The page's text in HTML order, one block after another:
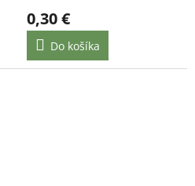
0,30 €
Do košíka